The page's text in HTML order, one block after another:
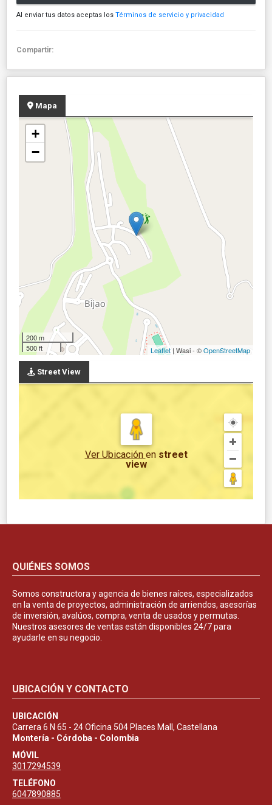
Al enviar tus datos aceptas los Términos de servicio y privacidad
Compartir:
Mapa
+
−
200 m
500 ft
Leaflet | Wasi - ©OpenStreetMap
Street View
Ver Ubicación en street
view
QUIÉNES SOMOS
Somos constructora y agencia de bienes raíces, especializados
en la venta de proyectos, administración de arriendos, asesorías
de inversión, avalúos, compra, venta de usados y permutas.
Nuestros asesores de ventas están disponibles 24/7 para
ayudarle en su negocio.
UBICACIÓN Y CONTACTO
UBICACIÓN
Carrera 6 N 65 - 24 Oficina 504 Places Mall, Castellana
Montería - Córdoba - Colombia
MÓVIL
3017294539
TELÉFONO
6047890885